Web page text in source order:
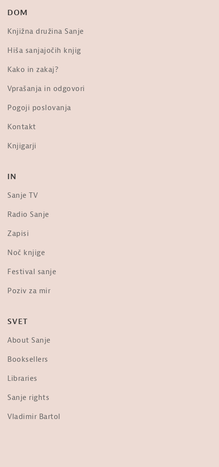
DOM
Knjižna družina Sanje
Hiša sanjajočih knjig
Kako in zakaj?
Vprašanja in odgovori
Pogoji poslovanja
Kontakt
Knjigarji
IN
Sanje TV
Radio Sanje
Zapisi
Noč knjige
Festival sanje
Poziv za mir
SVET
About Sanje
Booksellers
Libraries
Sanje rights
Vladimir Bartol